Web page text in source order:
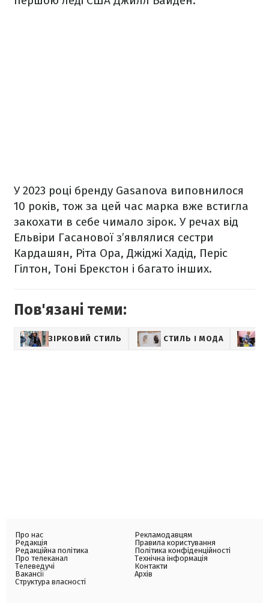
У 2023 році бренду Gasanova виповнилося
10 років, тож за цей час марка вже встигла
закохати в себе чимало зірок. У речах від
Ельвіри Гасанової з’являлися сестри
Кардашян, Ріта Ора, Джіджі Хадід, Періс
Гілтон, Тоні Брекстон і багато інших.
Пов'язані теми:
ЗІРКОВИЙ СТИЛЬ СТИЛЬ І МОДА
Про нас
Редакція
Редакційна політика
Про телеканал
Телеведучі
Вакансії
Структура власності
Рекламодавцям
Правила користування
Політика конфіденційності
Технічна інформація
Контакти
Архів